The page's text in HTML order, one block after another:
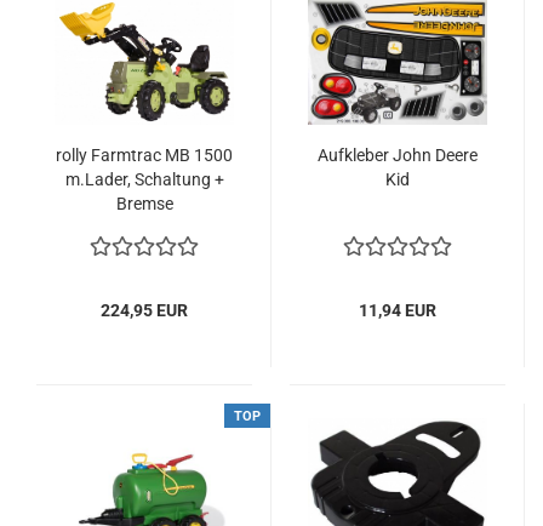
rolly Farmtrac MB 1500
m.Lader, Schaltung +
Bremse
224,95 EUR
Aufkleber John Deere
Kid
11,94 EUR
TOP